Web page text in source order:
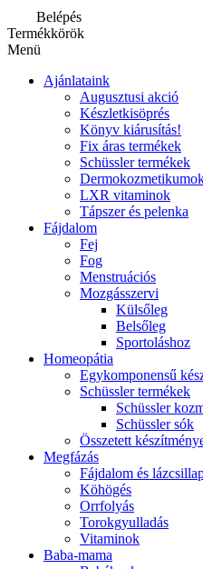
Belépés
Termékkörök
Menü
Ajánlataink
Augusztusi akció
Készletkisöprés
Könyv kiárusítás!
Fix áras termékek
Schüssler termékek
LXR vitaminok
Tápszer és pelenka
Fájdalom
Fej
Fog
Menstruációs
Mozgásszervi
Külsőleg
Belsőleg
Sportoláshoz
Homeopátia
Egykomponensű
Schüssler termékek
Schüssler
Schüssler sók
Összetett
Megfázás
Fájdalom és
Köhögés
Orrfolyás
Torokgyulladás
Vitaminok
Baba-mama